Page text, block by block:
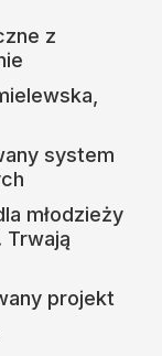
z
system
młodzieży
Trwają
projekt